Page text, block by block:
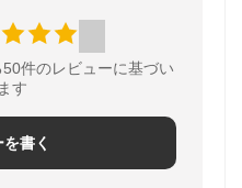
件のレビューに基づい
す
書く